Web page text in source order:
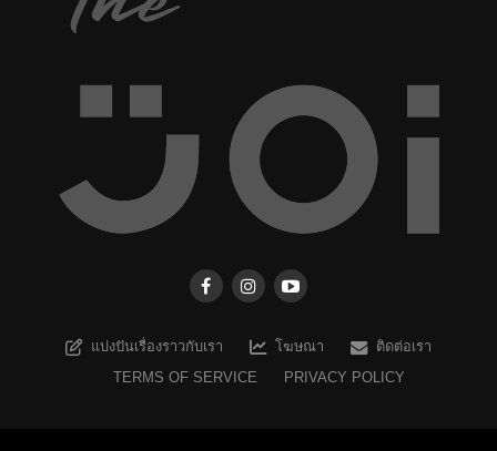
แบ่งปันเรื่องราวกับเรา โฆษณา
ติดต่อเรา
TERMS OF SERVICE
PRIVACY POLICY